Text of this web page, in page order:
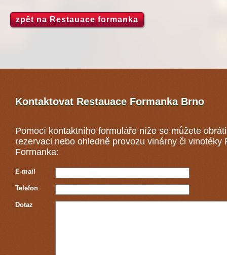
zpět na Restauace formanka
Kontaktovat Restauace Formanka Brno
Pomocí kontaktního formuláře níže se můžete
rezervaci nebo ohledně provozu vinárny či vinotéky
Formanka:
E-mail
Telefon
Dotaz